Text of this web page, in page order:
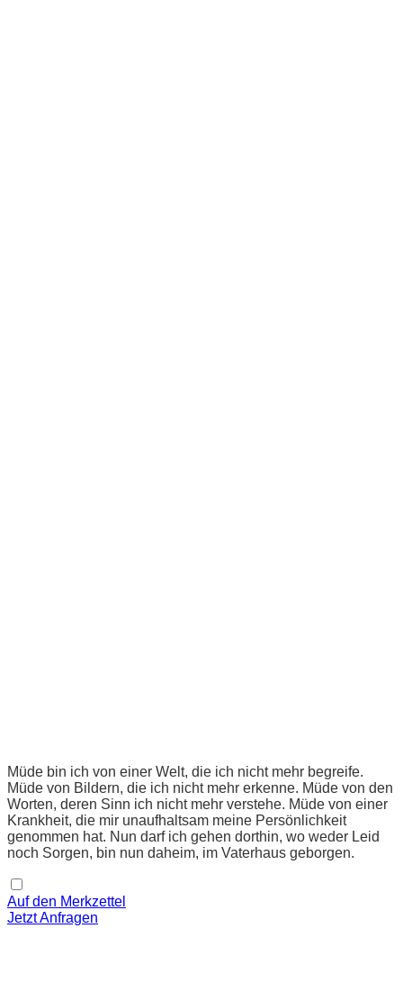
Müde bin ich von einer Welt, die ich nicht mehr begreife.
Müde von Bildern, die ich nicht mehr erkenne. Müde von den
Worten, deren Sinn ich nicht mehr verstehe. Müde von einer
Krankheit, die mir unaufhaltsam meine Persönlichkeit
genommen hat. Nun darf ich gehen dorthin, wo weder Leid
noch Sorgen, bin nun daheim, im Vaterhaus geborgen.
Auf den Merkzettel
Jetzt Anfragen